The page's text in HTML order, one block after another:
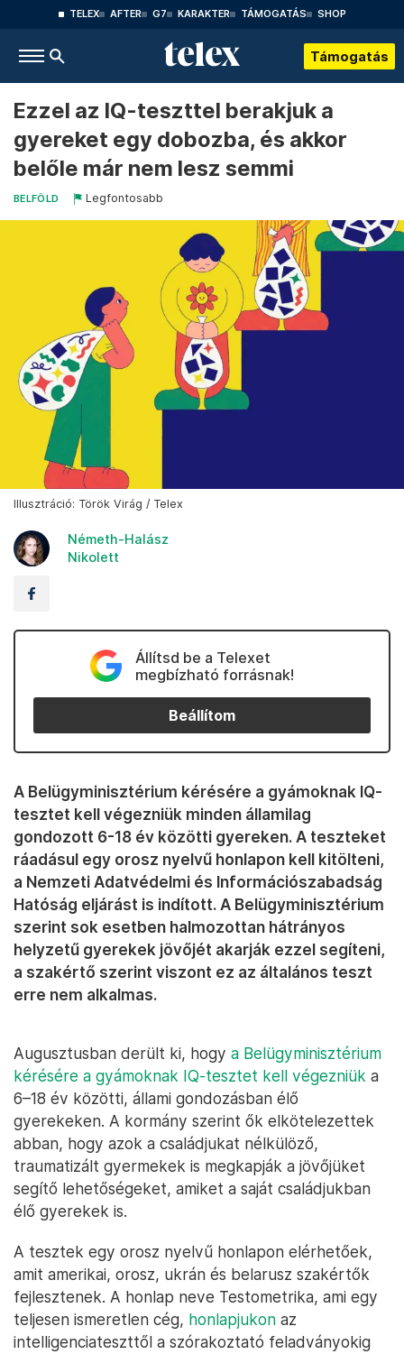
TELEX AFTER G7 KARAKTER TÁMOGATÁS SHOP
Támogatás
Ezzel az IQ-teszttel berakjuk a
gyereket egy dobozba, és akkor
belőle már nem lesz semmi
BELFÖLD Legfontosabb
Illusztráció: Török Virág / Telex
Németh-Halász
Nikolett
Állítsd be a Telexet
megbízható forrásnak!
Beállítom
A Belügyminisztérium kérésére a gyámoknak IQ-
tesztet kell végezniük minden államilag
gondozott 6-18 év közötti gyereken. A teszteket
ráadásul egy orosz nyelvű honlapon kell kitölteni,
a Nemzeti Adatvédelmi és Információszabadság
Hatóság eljárást is indított. A Belügyminisztérium
szerint sok esetben halmozottan hátrányos
helyzetű gyerekek jövőjét akarják ezzel segíteni,
a szakértő szerint viszont ez az általános teszt
erre nem alkalmas.
Augusztusban derült ki, hogy a Belügyminisztérium
kérésére a gyámoknak IQ-tesztet kell végezniük a
6–18 év közötti, állami gondozásban élő
gyerekeken. A kormány szerint ők elkötelezettek
abban, hogy azok a családjukat nélkülöző,
traumatizált gyermekek is megkapják a jövőjüket
segítő lehetőségeket, amiket a saját családjukban
élő gyerekek is.
A tesztek egy orosz nyelvű honlapon elérhetőek,
amit amerikai, orosz, ukrán és belarusz szakértők
fejlesztenek. A honlap neve Testometrika, ami egy
teljesen ismeretlen cég, honlapjukon az
intelligenciateszttől a szórakoztató feladványokig